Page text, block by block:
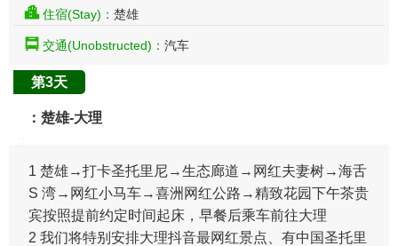
住宿(Stay)： 楚雄
交通(Unobstructed)： 汽车
第3天
：楚雄-大理
1 楚雄→打卡圣托里尼→生态廊道→网红夫妻树→海舌
S 湾→网红小马车→喜洲网红公路→精致花园下午茶贵
宾按照提前约定时间起床，早餐后乘车前往大理
2 我们将特别安排大理抖音最网红景点、有中国圣托里